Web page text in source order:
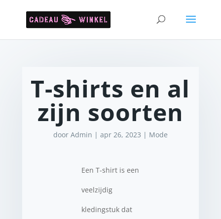
T-shirts en al
zijn soorten
door Admin | apr 26, 2023 | Mode
Een T-shirt is een
veelzijdig
kledingstuk dat